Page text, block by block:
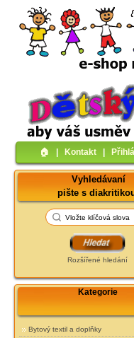
🏠︎ Kontakt
Vyhledávaní
pište s
Rozšířené hledání
Kategorie
Bytový textil a doplňky